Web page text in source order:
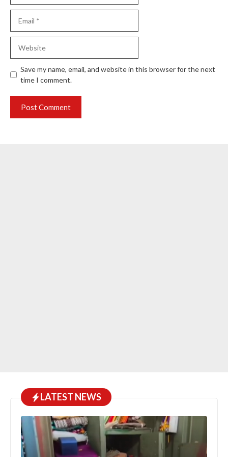
Save my name, email, and website in this browser for the next
time I comment.
LATEST NEWS